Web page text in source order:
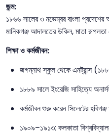
জন্ম:
১৮৬৬ সালের ৩ নভেম্বর বাংলা প্রদেশের
মানিকগঞ্জ আদালতের উকিল, মাতা রূপলতা
শিক্ষা ও কর্মজীবন:
জগন্নাথ স্কুল থেকে এনট্রান্স
১৮৮৯ সালে ইংরেজি সাহিত্যে
কর্মজীবন শুরু করেন সিলেটের
১৯০৯–১৯১৩: কলকাতা